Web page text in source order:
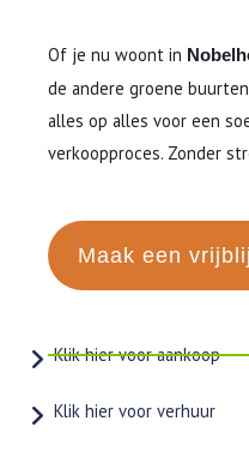
Of je nu woont in
de andere groene
alles op alles voor een
verkoopproces. Zonder
Maak een
Klik hier voor aankoop
Klik hier voor verhuur